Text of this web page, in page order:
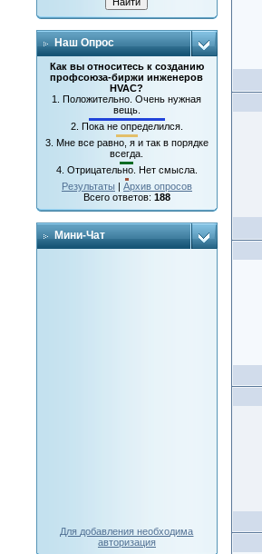
Наш Опрос
Как вы относитесь к созданию
профсоюза-биржи инженеров
HVAC?
1.Положительно. Очень нужная
вещь.
2. Пока не определился.
3. Мне все равно, я и так в порядке
всегда.
4. Отрицательно. Нет смысла.
Результаты | Архив опросов
Всего ответов: 188
Мини-Чат
Для добавления необходима
авторизация